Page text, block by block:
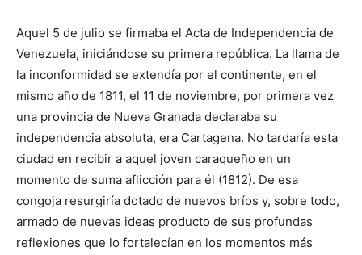
Aquel 5 de julio se firmaba el Acta de Independencia de
Venezuela, iniciándose su primera república. La llama de
la inconformidad se extendía por el continente, en el
mismo año de 1811, el 11 de noviembre, por primera vez
una provincia de Nueva Granada declaraba su
independencia absoluta, era Cartagena. No tardaría esta
ciudad en recibir a aquel joven caraqueño en un
momento de suma aflicción para él (1812). De esa
congoja resurgiría dotado de nuevos bríos y, sobre todo,
armado de nuevas ideas producto de sus profundas
reflexiones que lo fortalecían en los momentos más